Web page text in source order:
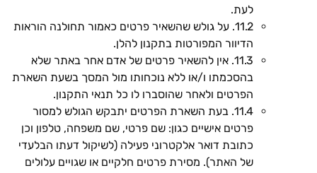
לעת.
11.2. על גולש שהשאיר פרטים כאמור תחולנה הוראות
הדיוור המפורטות בתקנון להלן.
11.3. אין להשאיר פרטים של אדם אחר באתר שלא
בהסכמתו ו/או ללא נוכחותו מול המסך בשעת השארת
הפרטים ולאחר שהוסברו לו כל תנאי התקנון.
11.4. בעת השארת הפרטים יתבקש הגולש למסור
פרטים אישיים כגון: שם פרטי, שם משפחה, טלפון וכן
כתובת דואר אלקטרוני פעילה (לשיקול דעתו הבלעדי
של האתר). מסירת פרטים חלקיים או שגויים עלולים